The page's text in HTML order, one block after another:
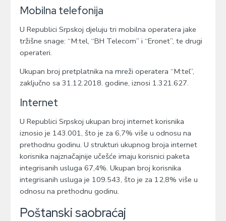
Mobilna telefonija
U Republici Srpskoj djeluju tri mobilna operatera jake
tržišne snage: “M:tel, “BH Telecom” i “Eronet”, te drugi
operateri.
Ukupan broj pretplatnika na mreži operatera “M:tel”,
zaključno sa 31.12.2018. godine, iznosi 1.321.627.
Internet
U Republici Srpskoj ukupan broj internet korisnika
iznosio je 143.001, što je za 6,7% više u odnosu na
prethodnu godinu. U strukturi ukupnog broja internet
korisnika najznačajnije učešće imaju korisnici paketa
integrisanih usluga 67,4%. Ukupan broj korisnika
integrisanih usluga je 109.543, što je za 12,8% više u
odnosu na prethodnu godinu.
Poštanski saobraćaj